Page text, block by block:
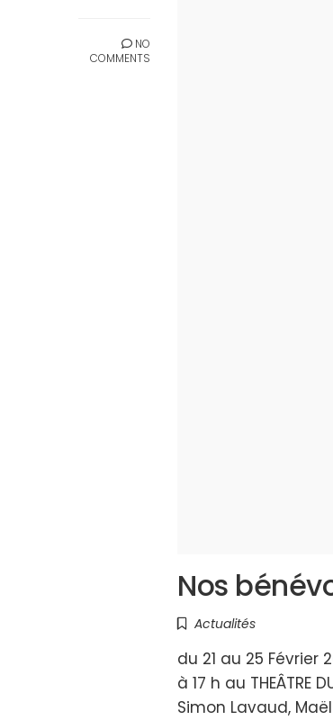
NO
COMMENTS
Nos
Actualités
du 21 au 25
à 17 h au
Simon Lavaud,